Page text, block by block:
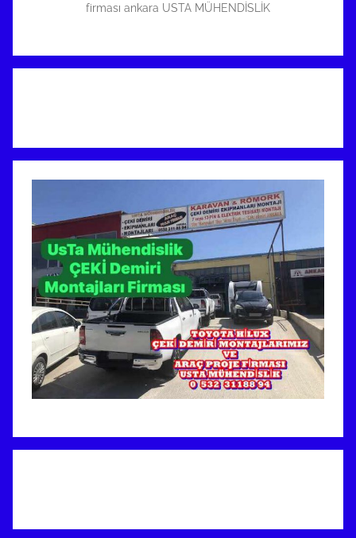
firması ankara USTA MÜHENDİSLİK